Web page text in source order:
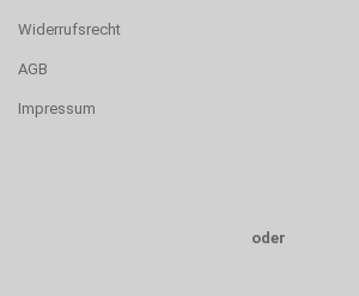
Widerrufsrecht
AGB
Impressum
oder